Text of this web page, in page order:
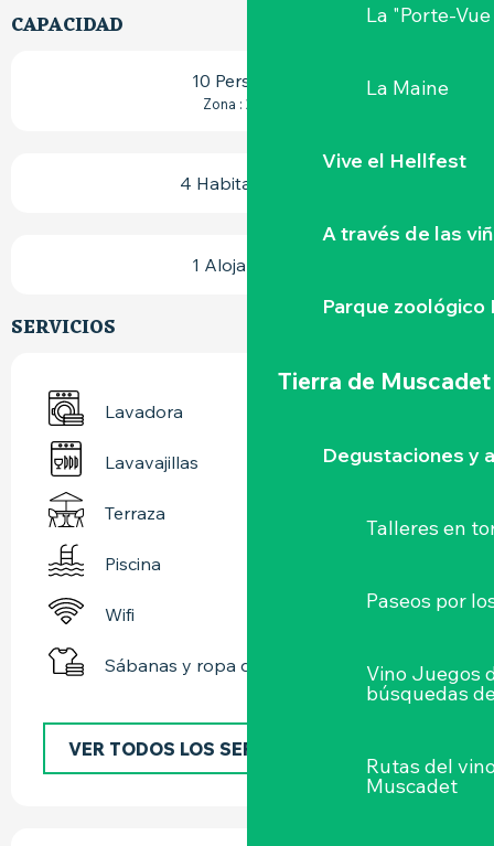
La "Porte-Vue
La Maine
Vive el Hellfest
A través de las
Parque zoológico
Tierra de Muscadet
Degustaciones y
Talleres en
Paseos por
Vino Juegos
búsquedas
Rutas del
Muscadet
CAPACIDAD
10 Persona(s)
Zona : 205 m
4 Habitación(es)
1 Alojamiento
SERVICIOS
Lavadora
Lavavajillas
Terraza
Piscina
Wifi
Sábanas y ropa de cama
VER TODOS LOS SERVICIOS